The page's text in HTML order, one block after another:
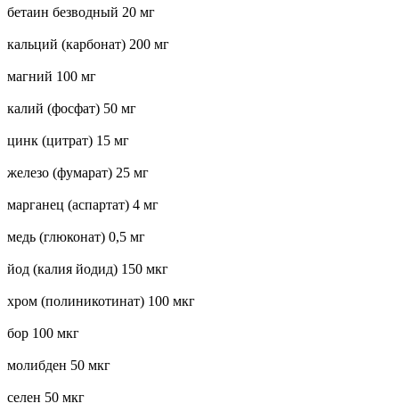
бетаин безводный 20 мг
кальций (карбонат) 200 мг
магний 100 мг
калий (фосфат) 50 мг
цинк (цитрат) 15 мг
железо (фумарат) 25 мг
марганец (аспартат) 4 мг
медь (глюконат) 0,5 мг
йод (калия йодид) 150 мкг
хром (полиникотинат) 100 мкг
бор 100 мкг
молибден 50 мкг
селен 50 мкг